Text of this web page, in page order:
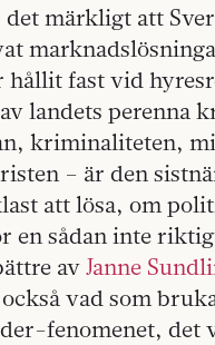
märkligt att
hållit fast vid
landets perenna
kriminaliteten,
– är den
att lösa, om
en sådan inte
avJanne
vad som
fenomenet, det